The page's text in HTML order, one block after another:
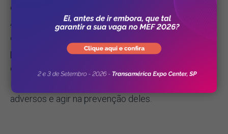
contínua de todos os processos da instituição
Além de conseguir identificar ações não registradas
e oportunidades de melhoria, esse indicador
possibilita a análise e o tratamento da causa raiz das
ocorrências. Ou seja, essa análise permite à
adversos e agir na prevenção deles.